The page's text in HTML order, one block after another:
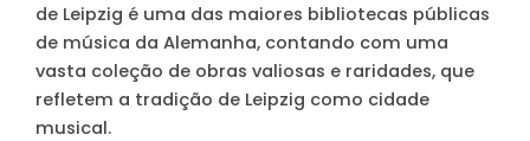
de Leipzig é uma das maiores bibliotecas públicas
de música da Alemanha, contando com uma
vasta coleção de obras valiosas e raridades, que
refletem a tradição de Leipzig como cidade
musical.